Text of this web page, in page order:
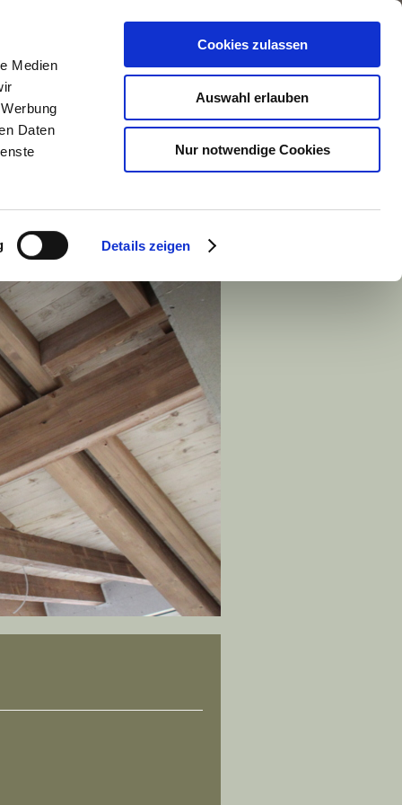
Medien
Daten
Details zeigen
Cookies zulassen
Auswahl erlauben
Nur notwendige Cookies
Impressum